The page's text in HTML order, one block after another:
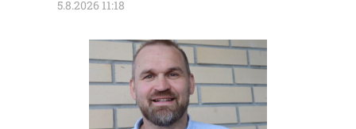
5.8.2026 11:18